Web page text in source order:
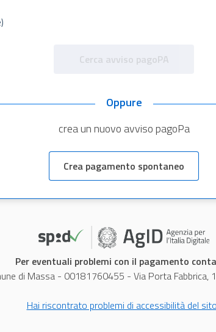
Cerca avviso pagoPA
Oppure
crea un nuovo avviso pagoPa
Crea pagamento spontaneo
Per eventuali problemi con il pagamento
di Massa - 00181760455 - Via Porta Fabbrica,
Hai riscontrato problemi di accessibilità del